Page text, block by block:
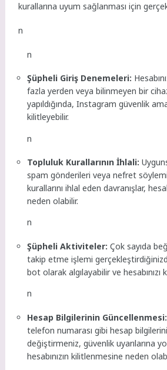
kurallarına uyum sağlanması için
n
n
Şüpheli Giriş Denemeleri:
fazla yerden veya bilinmeyen bir
yapıldığında, Instagram güvenlik
kilitleyebilir.
n
Topluluk Kurallarının İhlali:
spam gönderileri veya nefret
kurallarını ihlal eden davranışlar,
neden olabilir.
n
Şüpheli Aktiviteler: Çok sayıda
takip etme işlemi
bot olarak algılayabilir ve hesabınızı
n
Hesap Bilgilerinin Güncellenmesi:
telefon numarası gibi hesap bilgilerini
değiştirmeniz, güvenlik uyarılarına
hesabınızın kilitlenmesine neden